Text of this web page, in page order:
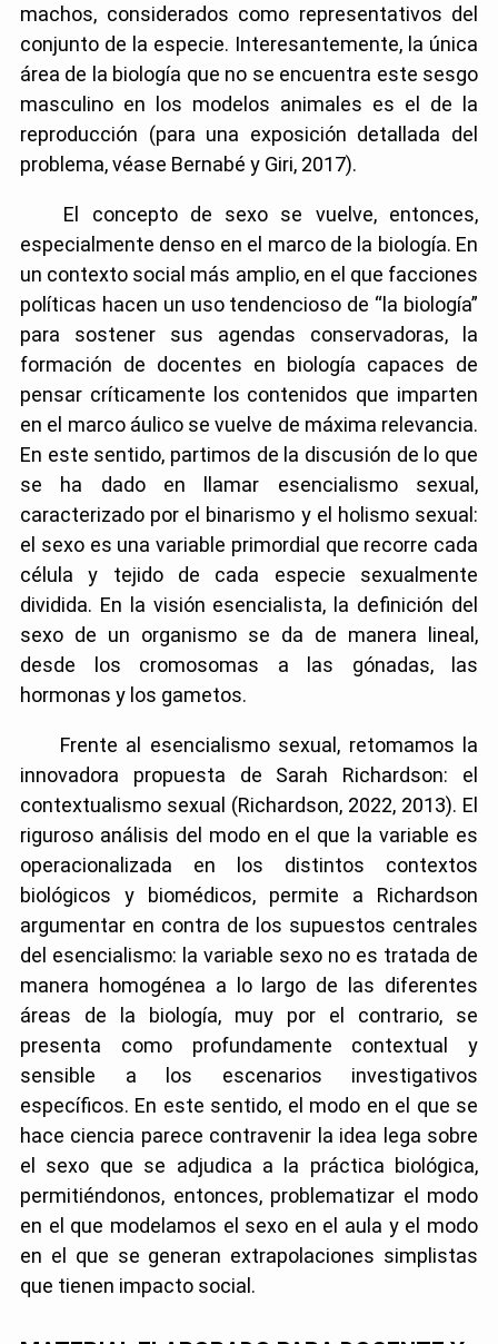
machos, considerados como representativos del
conjunto de la especie. Interesantemente, la única
área de la biología que no se encuentra este sesgo
masculino en los modelos animales es el de la
reproducción (para una exposición detallada del
problema, véase Bernabé y Giri, 2017).
El concepto de sexo se vuelve, entonces,
especialmente denso en el marco de la biología. En
un contexto social más amplio, en el que facciones
políticas hacen un uso tendencioso de “la biología”
para sostener sus agendas conservadoras, la
formación de docentes en biología capaces de
pensar críticamente los contenidos que imparten
en el marco áulico se vuelve de máxima relevancia.
En este sentido, partimos de la discusión de lo que
se ha dado en llamar esencialismo sexual,
caracterizado por el binarismo y el holismo sexual:
el sexo es una variable primordial que recorre cada
célula y tejido de cada especie sexualmente
dividida. En la visión esencialista, la definición del
sexo de un organismo se da de manera lineal,
desde los cromosomas a las gónadas, las
hormonas y los gametos.
Frente al esencialismo sexual, retomamos la
innovadora propuesta de Sarah Richardson: el
contextualismo sexual (Richardson, 2022, 2013). El
riguroso análisis del modo en el que la variable es
operacionalizada en los distintos contextos
biológicos y biomédicos, permite a Richardson
argumentar en contra de los supuestos centrales
del esencialismo: la variable sexo no es tratada de
manera homogénea a lo largo de las diferentes
áreas de la biología, muy por el contrario, se
presenta como profundamente contextual y
sensible a los escenarios investigativos
específicos. En este sentido, el modo en el que se
hace ciencia parece contravenir la idea lega sobre
el sexo que se adjudica a la práctica biológica,
permitiéndonos, entonces, problematizar el modo
en el que modelamos el sexo en el aula y el modo
en el que se generan extrapolaciones simplistas
que tienen impacto social.